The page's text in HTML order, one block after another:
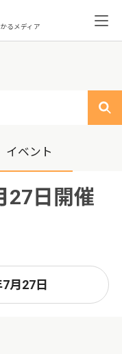
るメディア
イベント
27日開催
月27日